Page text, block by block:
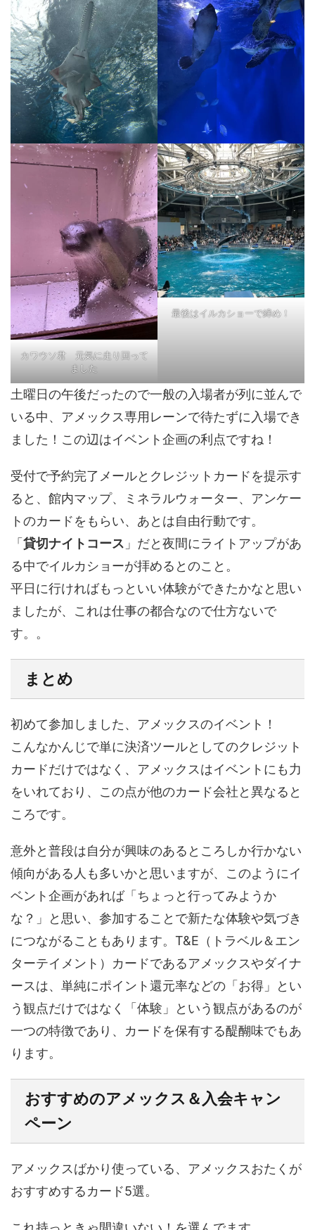
カワウソ君 元気に走り回って
ました
最後はイルカショーで締め！
土曜日の午後だったので一般の入場者が列に並んで
いる中、アメックス専用レーンで待たずに入場でき
ました！この辺はイベント企画の利点ですね！
受付で予約完了メールとクレジットカードを提示す
ると、館内マップ、ミネラルウォーター、アンケー
トのカードをもらい、あとは自由行動です。
「貸切ナイトコース 」だと夜間にライトアップがあ
る中でイルカショーが拝めるとのこと。
平日に行ければもっといい体験ができたかなと思い
ましたが、これは仕事の都合なので仕方ないで
す。。
まとめ
初めて参加しました、アメックスのイベント！
こんなかんじで単に決済ツールとしてのクレジット
カードだけではなく、アメックスはイベントにも力
をいれており、この点が他のカード会社と異なると
ころです。
意外と普段は自分が興味のあるところしか行かない
傾向がある人も多いかと思いますが、このようにイ
ベント企画があれば「ちょっと行ってみようか
な？」と思い、参加することで新たな体験や気づき
につながることもあります。T&E（トラベル＆エン
ターテイメント）カードであるアメックスやダイナ
ースは、単純にポイント還元率などの「お得」とい
う観点だけではなく「体験」という観点があるのが
一つの特徴であり、カードを保有する醍醐味でもあ
ります。
おすすめのアメックス＆入会キャン
ペーン
アメックスばかり使っている、アメックスおたくが
おすすめするカード5選。